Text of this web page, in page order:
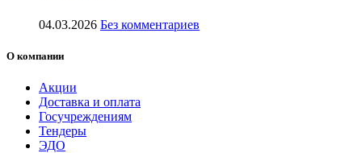
04.03.2026 Без комментариев
О компании
Акции
Доставка и оплата
Госучреждениям
Тендеры
ЭДО